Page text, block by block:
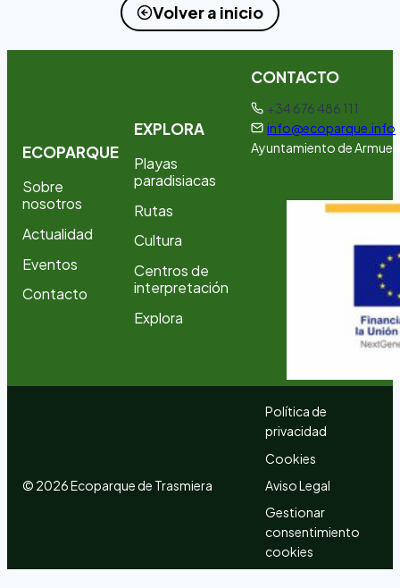
Volver a inicio
ECOPARQUE
Sobre
nosotros
Actualidad
Eventos
Contacto
EXPLORA
Playas
paradisiacas
Rutas
Cultura
Centros de
interpretación
Explora
CONTACTO
+34 676 486 111
info@ecoparque.info
Ayuntamiento de
© 2026Ecoparque de Trasmiera
Política de
privacidad
Cookies
Aviso Legal
Gestionar
consentimiento
cookies